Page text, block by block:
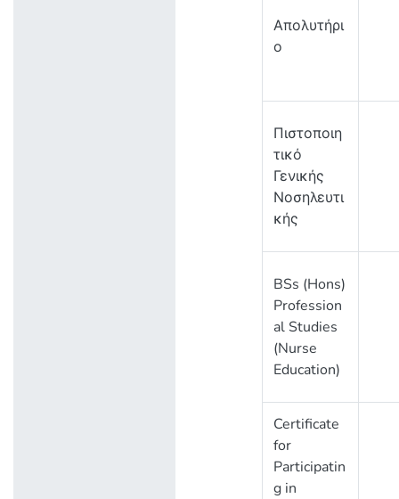
Απολυτήρι
ο
Πιστοποιη
τικό
Γενικής
Νοσηλευτι
κής
BSs (Hons)
Profession
al Studies
(Nurse
Education)
Certificate
for
Participatin
g in